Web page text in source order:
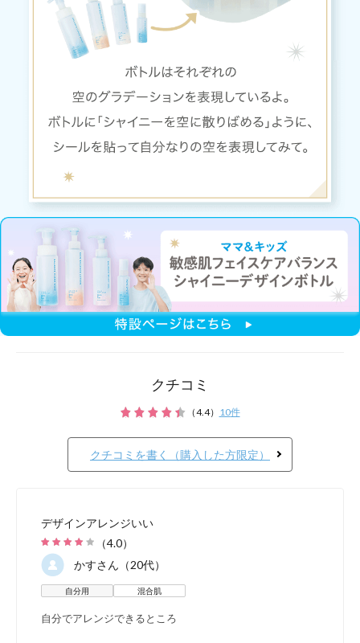
クチコミ
（4.4） 10件
クチコミを書く（購入した方限定）
デザインアレンジいい
（4.0）
かすさん（20代）
自分用 混合肌
自分でアレンジできるところ